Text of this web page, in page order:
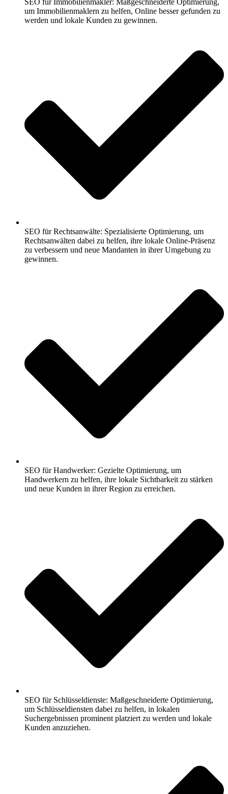
um Immobilienmaklern zu helfen, Online besser gefunden zu
werden und lokale Kunden zu gewinnen.
SEO für Rechtsanwälte: Spezialisierte Optimierung, um
Rechtsanwälten dabei zu helfen, ihre lokale Online-Präsenz
zu verbessern und neue Mandanten in ihrer Umgebung zu
gewinnen.
SEO für Handwerker: Gezielte Optimierung, um
Handwerkern zu helfen, ihre lokale Sichtbarkeit zu stärken
und neue Kunden in ihrer Region zu erreichen.
SEO für Schlüsseldienste: Maßgeschneiderte Optimierung,
um Schlüsseldiensten dabei zu helfen, in lokalen
Suchergebnissen prominent platziert zu werden und lokale
Kunden anzuziehen.